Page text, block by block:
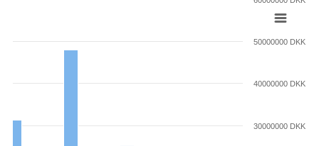
30000000 DKK
40000000 DKK
50000000 DKK